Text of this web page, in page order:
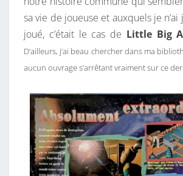
U
R
E
.
sa vie de joueuse et auxquels je
joué, c’était le cas de Little Big
D’ailleurs, j’ai beau chercher dans ma
aucun ouvrage s’arrêtant vraiment sur ce